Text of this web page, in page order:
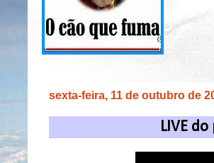
sexta-feira, 11 de outubro de
LIVE